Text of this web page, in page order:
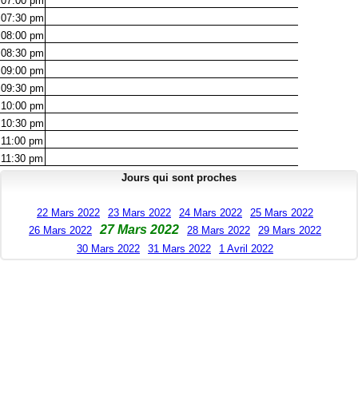
07:30 pm
08:00 pm
08:30 pm
09:00 pm
09:30 pm
10:00 pm
10:30 pm
11:00 pm
11:30 pm
Jours qui sont proches
22 Mars 2022 23 Mars 2022 24 Mars 2022
25 Mars 2022
26 Mars 2022
27 Mars 2022 28 Mars 2022
29 Mars 2022
30 Mars 2022
31 Mars 2022 1 Avril 2022